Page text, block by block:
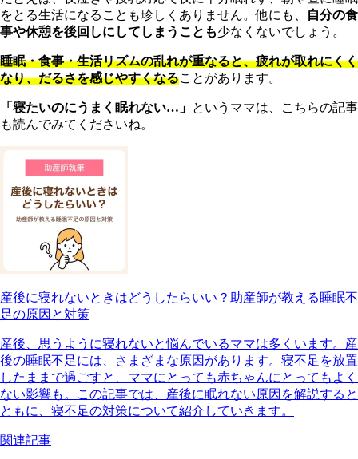
をとる生活になることも珍しくありません。他にも、
自分の食
事や休憩を後回しにしてしまうことも少なくないでしょう。
睡眠・食事・生活リズムの乱れが重なると、疲れが取れにくく
なり、だるさを感じやすくなることがあります。
「 寝たいのにうまく眠れない…」 というママは、こちらの記事
も読んでみてくださいね。
産後に寝れないときはどうしたらいい？助産師が教える睡眠不
足の原因と対策
産後、思うように寝れないと悩んでいるママは多くいます。産
後の睡眠不足には、さまざまな原因があります。寝不足を放置
したままで過ごすと、ママにとっても赤ちゃんにとってもよく
ない影響も。この記事では、産後に眠れない原因を解説すると
ともに、寝不足の対策について紹介していきます。
関連記事